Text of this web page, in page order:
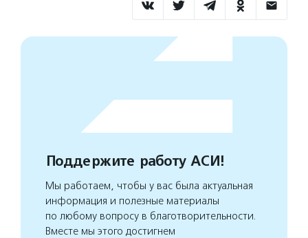
Поддержите работу АСИ!
Мы работаем, чтобы у вас была актуальная
информация и полезные материалы
по любому вопросу в благотворительности.
Вместе мы этого достигнем